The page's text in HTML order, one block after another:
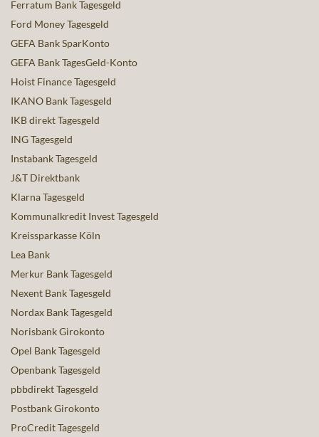
Ferratum Bank Tagesgeld
Ford Money Tagesgeld
GEFA Bank SparKonto
GEFA Bank TagesGeld-Konto
Hoist Finance Tagesgeld
IKANO Bank Tagesgeld
IKB direkt Tagesgeld
ING Tagesgeld
Instabank Tagesgeld
J&T Direktbank
Klarna Tagesgeld
Kommunalkredit Invest Tagesgeld
Kreissparkasse Köln
Lea Bank
Merkur Bank Tagesgeld
Nexent Bank Tagesgeld
Nordax Bank Tagesgeld
Norisbank Girokonto
Opel Bank Tagesgeld
Openbank Tagesgeld
pbbdirekt Tagesgeld
Postbank Girokonto
ProCredit Tagesgeld